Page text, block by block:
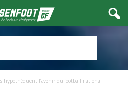
hypothèquent l’avenir du football national